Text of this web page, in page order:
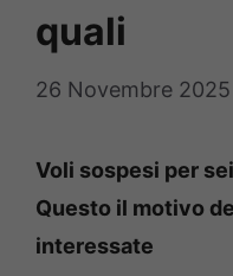
quali
26 Novembre 2025
Voli sospesi per
Questo il motivo
interessate